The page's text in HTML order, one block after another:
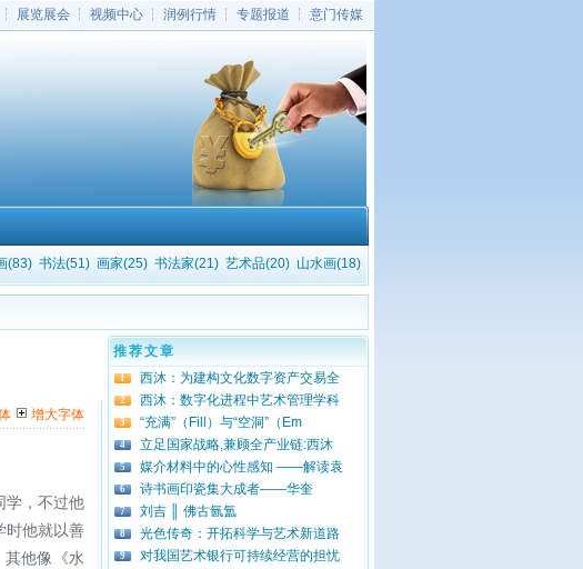
┆ 展览展会 ┆ 视频中心 ┆ 润例行情 ┆ 专题报道 ┆ 意门传媒
(83) 书法(51) 画家(25) 书法家(21) 艺术品(20) 山水画(18)
增大字体
学，不过他
时他就以善
他像《水
推荐文章
1 西沐：为建构文化数字资产交易全
2 西沐：数字化进程中艺术管理学科
3 “充满”（Fill）与“空洞”（Em
4 立足国家战略,兼顾全产业链:西沐
5 媒介材料中的心性感知 ——解读袁
6 诗书画印瓷集大成者——华奎
7 刘吉 ║ 佛古氤氲
8 光色传奇：开拓科学与艺术新道路
9 对我国艺术银行可持续经营的担忧